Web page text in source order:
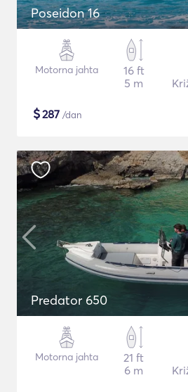
Poseidon 16
Motorna jahta
16 ft
5 m
$287 /dan
Predator 650
Motorna jahta
21 ft
6 m